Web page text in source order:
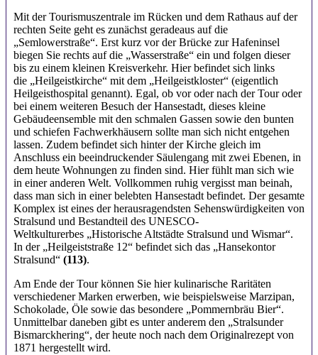
Mit der Tourismuszentrale im Rücken und dem Rathaus auf der
rechten Seite geht es zunächst geradeaus auf die
„Semlowerstraße“. Erst kurz vor der Brücke zur Hafeninsel
biegen Sie rechts auf die „Wasserstraße“ ein und folgen dieser
bis zu einem kleinen Kreisverkehr. Hier befindet sich links
die „Heilgeistkirche“ mit dem „Heilgeistkloster“ (eigentlich
Heilgeisthospital genannt). Egal, ob vor oder nach der Tour oder
bei einem weiteren Besuch der Hansestadt, dieses kleine
Gebäudeensemble mit den schmalen Gassen sowie den bunten
und schiefen Fachwerkhäusern sollte man sich nicht entgehen
lassen. Zudem befindet sich hinter der Kirche gleich im
Anschluss ein beeindruckender Säulengang mit zwei Ebenen, in
dem heute Wohnungen zu finden sind. Hier fühlt man sich wie
in einer anderen Welt. Vollkommen ruhig vergisst man beinah,
dass man sich in einer belebten Hansestadt befindet. Der gesamte
Komplex ist eines der herausragendsten Sehenswürdigkeiten von
Stralsund und Bestandteil des UNESCO-
Weltkulturerbes „Historische Altstädte Stralsund und Wismar“.
In der „Heilgeiststraße 12“ befindet sich das „Hansekontor
Stralsund“ (113).
Am Ende der Tour können Sie hier kulinarische Raritäten
verschiedener Marken erwerben, wie beispielsweise Marzipan,
Schokolade, Öle sowie das besondere „Pommernbräu Bier“.
Unmittelbar daneben gibt es unter anderem den „Stralsunder
Bismarckhering“, der heute noch nach dem Originalrezept von
1871 hergestellt wird.